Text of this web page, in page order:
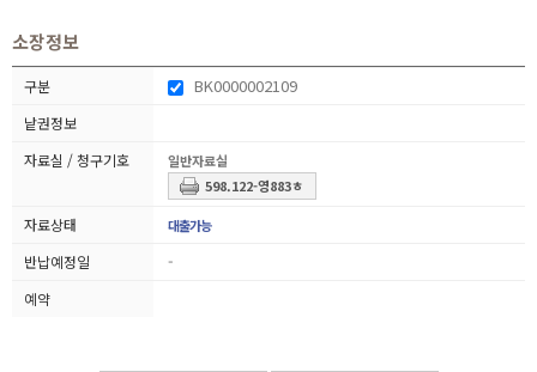
소장정보
BK0000002109
일반자료실
598.122-영883ㅎ
대출가능
-